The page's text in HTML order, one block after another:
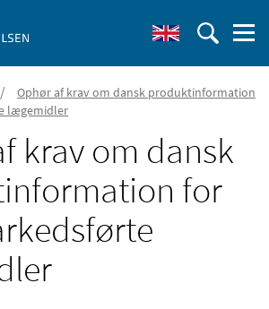
/
Ophør af krav om dansk produktinformation
lægemidler
krav om dansk
for